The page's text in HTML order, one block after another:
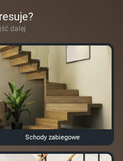
dalej
Schody zabiegowe